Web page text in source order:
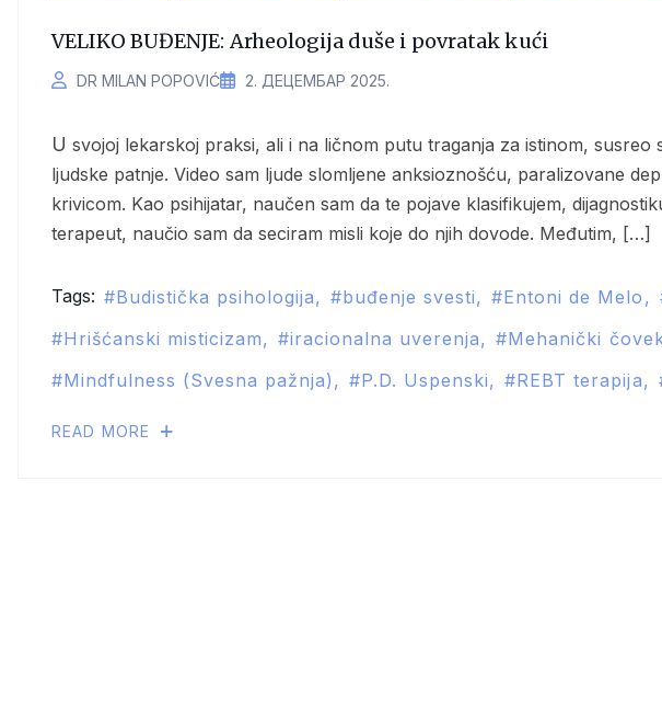
VELIKO BUĐENJE: Arheologija duše i povratak kući
DR MILAN POPOVIĆ 2. ДЕЦЕМБАР 2025.
U svojoj lekarskoj praksi, ali i na ličnom putu traganja za istinom, susreo sam se sa hiljadama oblika
ljudske patnje. Video sam ljude slomljene anksioznošću, paralizovane
krivicom. Kao psihijatar, naučen sam da te pojave klasifikujem,
terapeut, naučio sam da seciram misli koje do njih dovode. Međutim, […]
Tags: Budistička psihologija buđenje svesti Entoni de Melo
Hrišćanski misticizam
iracionalna uverenja Mehanički
Mindfulness (Svesna pažnja)
P.D. Uspenski REBT terapija
READ MORE